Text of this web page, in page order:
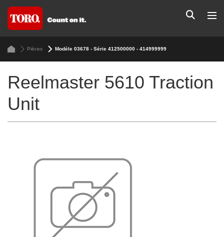
Pièces Modèle 03678 - Série 412500000 - 414999999
Reelmaster 5610 Traction
Unit